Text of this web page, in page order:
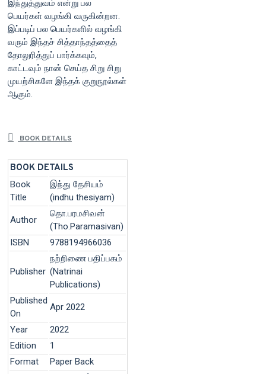
இந்துத்துவம் என்று பல
பெயர்கள் வழங்கி வருகின்றன.
இப்படிப் பல பெயர்களில் வழங்கி
வரும் இந்தச் சித்தாந்தத்தைத்
தோலுரித்துப் பார்க்கவும்,
காட்டவும் நான் செய்த சிறு சிறு
முயற்சிகளே இந்தக் குறுநூல்கள்
ஆகும்.
BOOK DETAILS
BOOK DETAILS
Book
Title
இந்து தேசியம்
(indhu thesiyam)
Author
தொ.பரமசிவன்
(Tho.Paramasivan)
ISBN
9788194966036
Publisher
நற்றிணை பதிப்பகம்
(Natrinai
Publications)
Published
On
Apr 2022
Year
2022
Edition
1
Format
Paper Back